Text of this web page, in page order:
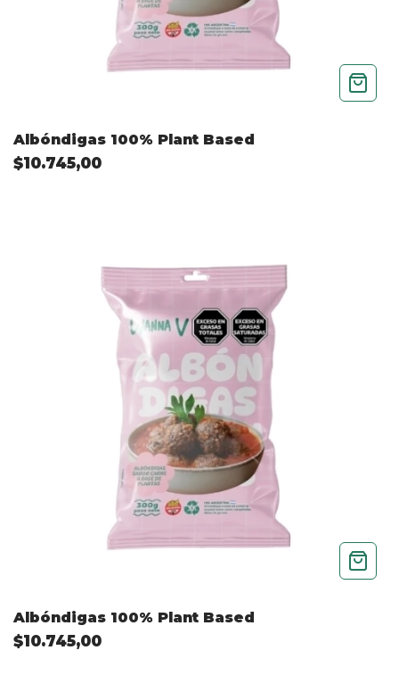
Albóndigas 100% Plant Based
$10.745,00
Albóndigas 100% Plant Based
$10.745,00